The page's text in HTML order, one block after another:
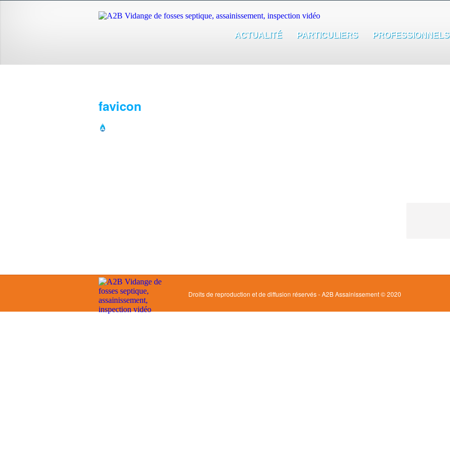
ACTUALITÉ PARTICULIERS PROFESSIONNELS
favicon
Droits de reproduction et de diffusion réservés - A2B Assainissement © 2020